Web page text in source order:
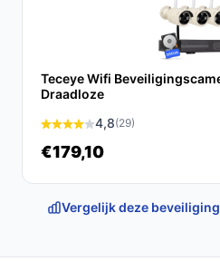
Teceye Wifi
Draadloze
4,8(29)
€179,10
Vergelijk deze